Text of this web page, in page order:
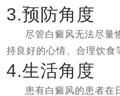
3.预防角度
尽管白癜风无法尽量
持良好的心情、合理饮食
4.生活角度
患有白癜风的患者在